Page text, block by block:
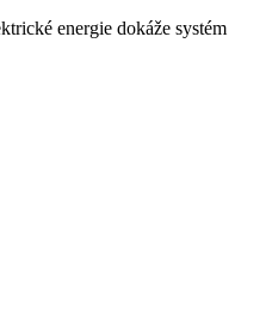
energie dokáže systém